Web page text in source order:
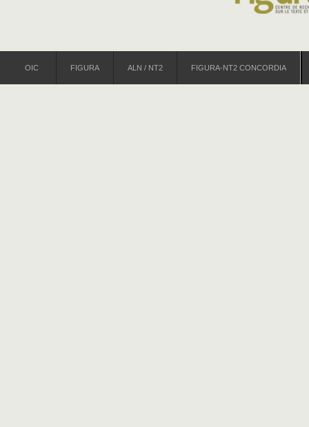
OIC FIGURA ALN / NT2 FIGURA-NT2 CONCORDIA